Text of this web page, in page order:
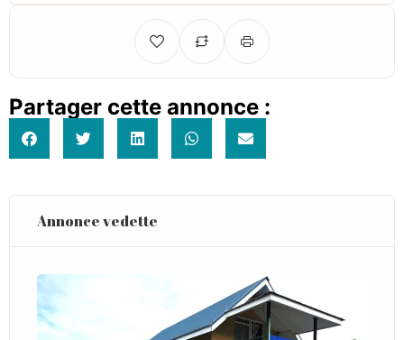
Partager cette annonce :
Annonce vedette